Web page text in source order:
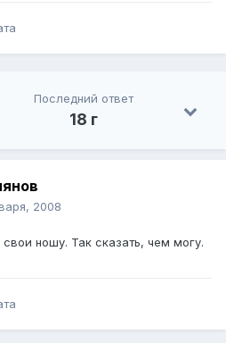
Последний ответ
18 г
2008
ношу. Так сказать, чем могу.